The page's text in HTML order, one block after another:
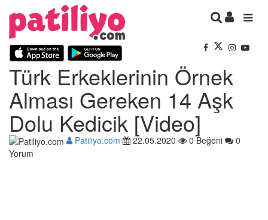
Türk Erkeklerinin Örnek
Alması Gereken 14 Aşk
Dolu Kedicik [Video]
Patiliyo.com 22.05.2020 0 Beğeni
0
Yorum